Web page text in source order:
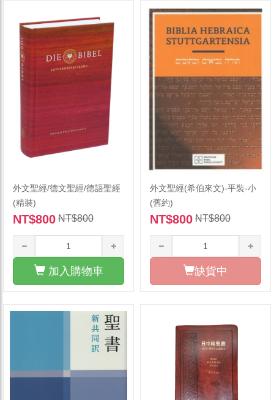
外文聖經/德文聖經/德語聖經
(精裝)
NT$800 NT$800
加入購物車
外文聖經(希伯來文)-平裝-小
(舊約)
NT$800 NT$800
缺貨中